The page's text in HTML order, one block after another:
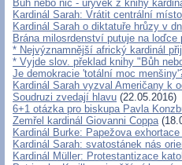
Bůh nebo nic - úryvek z knihy
Kardinál Sarah: Vrátit centrální
Kardinál Sarah o diktatuře hrůzy v
Brána milosrdenství putuje na loďce
* Nejvýznamnější africký kardinál
* Vyjde slov. překlad knihy "Bůh
Je demokracie 'totální moc
Kardinál Sarah vyzval Američany k
Soudruzi zvedají hlavu (22.05.2016)
6+1 otázka pro biskupa Pavla
Zemřel kardinál Giovanni Coppa
Kardinál Burke: Papežova
Kardinál Sarah: svatostánek nás
Kardinál Müller: Protestantizace